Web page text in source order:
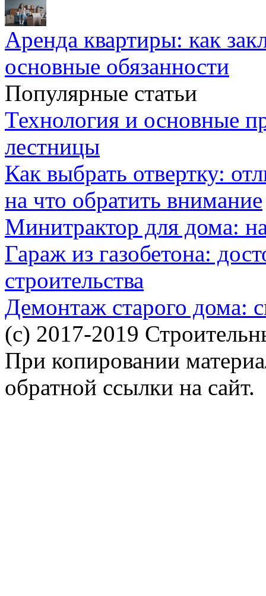
Аренда квартиры: как
основные обязанности
Популярные статьи
Технология и основные
лестницы
Как выбрать отвертку:
на что обратить внимание
Минитрактор для дома:
Гараж из газобетона:
строительства
Демонтаж старого дома:
(c) 2017-2019
При копировании
обратной ссылки на сайт.